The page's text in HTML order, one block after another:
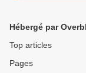
Hébergé par
Top articles
Pages